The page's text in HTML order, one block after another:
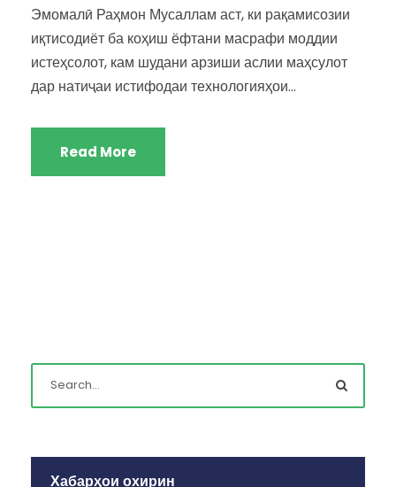
Эмомалӣ Раҳмон Мусаллам аст, ки рақамисозии
иқтисодиёт ба коҳиш ёфтани масрафи моддии
истеҳсолот, кам шудани арзиши аслии маҳсулот
дар натиҷаи истифодаи технологияҳои...
Read More
Хабарҳои охирин